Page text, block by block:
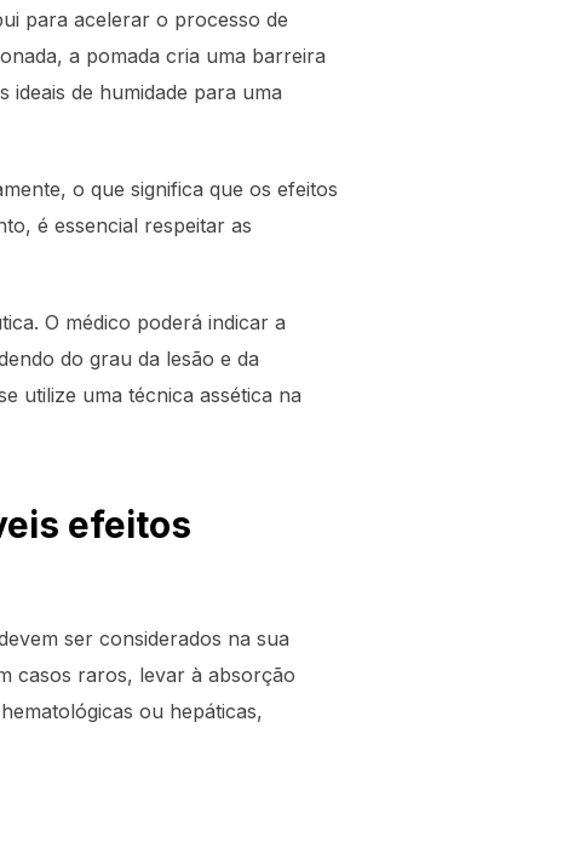
para acelerar o processo de
a pomada cria uma barreira
de humidade para uma
o que significa que os efeitos
é essencial respeitar as
O médico poderá indicar a
do grau da lesão e da
utilize uma técnica assética na
efeitos
ser considerados na sua
casos raros, levar à absorção
ou hepáticas,